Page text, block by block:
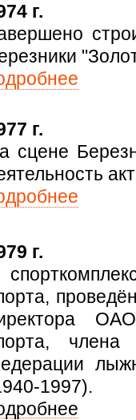
г.
г.
сцене
г.
члена
1997).